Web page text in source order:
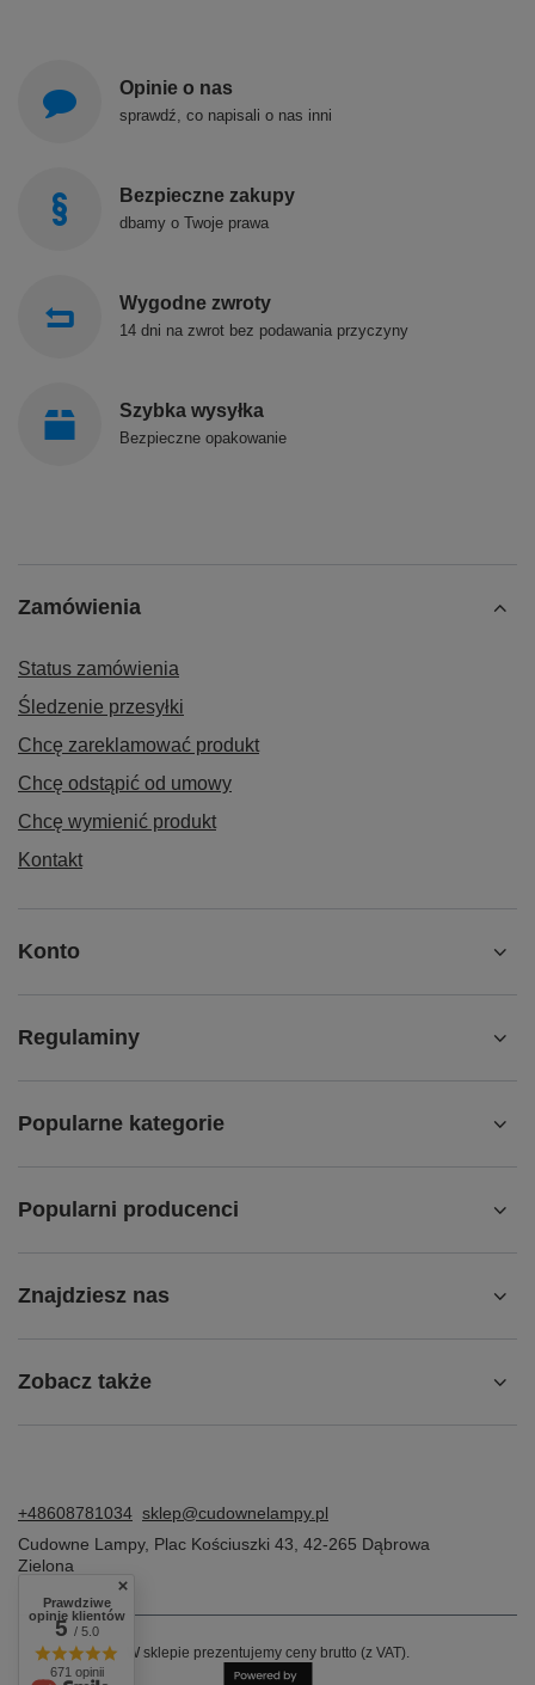
Opinie o nas
sprawdź, co napisali o nas inni
Bezpieczne zakupy
dbamy o Twoje prawa
Wygodne zwroty
14 dni na zwrot bez podawania przyczyny
Szybka wysyłka
Bezpieczne opakowanie
Zamówienia
Status zamówienia
Śledzenie przesyłki
Chcę zareklamować produkt
Chcę odstąpić od umowy
Chcę wymienić produkt
Kontakt
Konto
Regulaminy
Popularne kategorie
Popularni producenci
Znajdziesz nas
Zobacz także
+48608781034 sklep@cudownelampy.pl
Cudowne Lampy, Plac Kościuszki 43 42-265 Dąbrowa
Zielona
W sklepie prezentujemy ceny brutto (z VAT).
Prawdziwe
opinie klientów
5/ 5.0
671 opinii